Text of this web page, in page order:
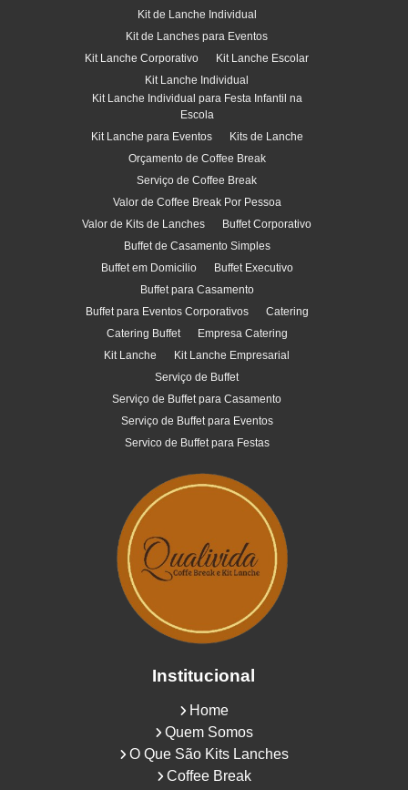
Kit de Lanche Individual
Kit de Lanches para Eventos
Kit Lanche Corporativo
Kit Lanche Escolar
Kit Lanche Individual
Kit Lanche Individual para Festa Infantil na
Escola
Kit Lanche para Eventos
Kits de Lanche
Orçamento de Coffee Break
Serviço de Coffee Break
Valor de Coffee Break Por Pessoa
Valor de Kits de Lanches
Buffet Corporativo
Buffet de Casamento Simples
Buffet em Domicilio
Buffet Executivo
Buffet para Casamento
Buffet para Eventos Corporativos
Catering
Catering Buffet
Empresa Catering
Kit Lanche
Kit Lanche Empresarial
Serviço de Buffet
Serviço de Buffet para Casamento
Serviço de Buffet para Eventos
Servico de Buffet para Festas
Institucional
Home
Quem Somos
O Que São Kits Lanches
Coffee Break